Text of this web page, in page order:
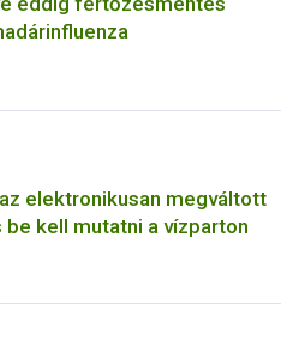
elektronikusan megváltott
kell mutatni a vízparton